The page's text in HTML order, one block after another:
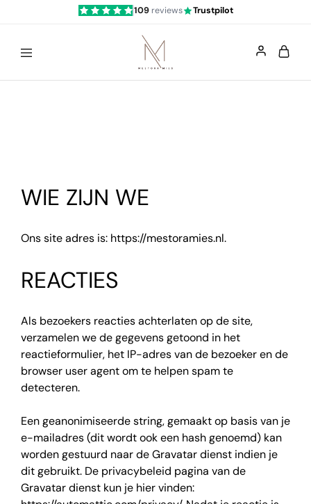
109reviews Trustpilot
Mestoramies
WIE ZIJN WE
Ons site adres is: https://mestoramies.nl.
REACTIES
Als bezoekers reacties achterlaten op de site,
verzamelen we de gegevens getoond in het
reactieformulier, het IP-adres van de bezoeker en de
browser user agent om te helpen spam te
detecteren.
Een geanonimiseerde string, gemaakt op basis van je
e-mailadres (dit wordt ook een hash genoemd) kan
worden gestuurd naar de Gravatar dienst indien je
dit gebruikt. De privacybeleid pagina van de
Gravatar dienst kun je hier vinden: